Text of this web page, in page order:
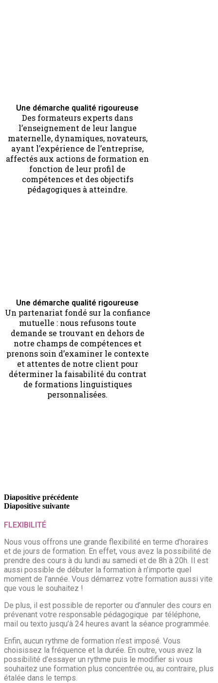
Une démarche qualité rigoureuse
Des formateurs experts dans
l’enseignement de leur langue
maternelle, dynamiques, novateurs,
ayant l’expérience de l’entreprise,
affectés aux actions de formation en
fonction de leur profil de
compétences et des objectifs
pédagogiques à atteindre.
Une démarche qualité rigoureuse
Un partenariat fondé sur la confiance
mutuelle : nous refusons toute
demande se trouvant en dehors de
notre champs de compétences et
prenons soin d’examiner le contexte
et attentes de notre client pour
déterminer la faisabilité du contrat
de formations linguistiques
personnalisées.
Diapositive précédente
Diapositive suivante
FLEXIBILITÉ
Nous vous offrons une grande flexibilité en terme d’horaires
et de jours de formation. En effet, vous avez la possibilité de
prendre des cours à du lundi au samedi et de 8h à 20h. Il est
aussi possible de débuter la formation à n’importe quel
moment de l’année. Vous démarrez votre formation aussi vite
que vous le souhaitez !
De plus, il est possible de reporter ou d’annuler des cours en
prévenant votre responsable pédagogique par téléphone,
mail ou texto jusqu’à 24 heures avant la séance programmée.
Enfin, aucun rythme de formation n’est imposé. Vous
choisissez la fréquence et la durée. En outre, vous avez la
possibilité d’essayer un rythme puis le modifier si vous
souhaitez une formation plus concentrée ou, au contraire, plus
étalée dans le temps.